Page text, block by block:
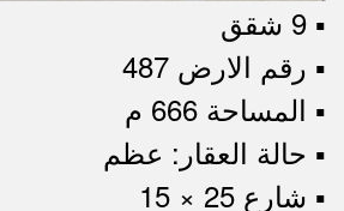
▪︎ 9 شقق
▪︎ رقم الارض 487
▪︎ المساحة 666 م
▪︎ حالة العقار: عظم
▪︎ شارع 25 × 15